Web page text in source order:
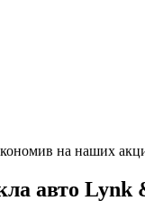
на наших
авто